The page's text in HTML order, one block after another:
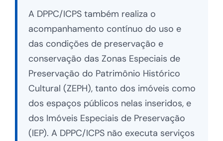
A DPPC/ICPS também realiza o
acompanhamento contínuo do uso e
das condições de preservação e
conservação das Zonas Especiais de
Preservação do Patrimônio Histórico
Cultural (ZEPH), tanto dos imóveis como
dos espaços públicos nelas inseridos, e
dos Imóveis Especiais de Preservação
(IEP). A DPPC/ICPS não executa serviços